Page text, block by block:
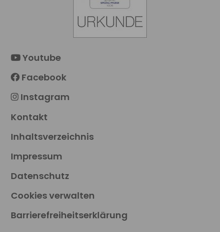
Youtube
Facebook
Instagram
Kontakt
Inhaltsverzeichnis
Impressum
Datenschutz
Cookies verwalten
Barrierefreiheitserklärung